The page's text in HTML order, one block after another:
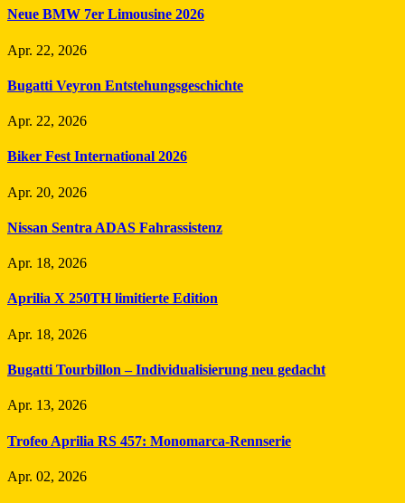
Neue BMW 7er Limousine 2026
Apr. 22, 2026
Bugatti Veyron Entstehungsgeschichte
Apr. 22, 2026
Biker Fest International 2026
Apr. 20, 2026
Nissan Sentra ADAS Fahrassistenz
Apr. 18, 2026
Aprilia X 250TH limitierte Edition
Apr. 18, 2026
Bugatti Tourbillon – Individualisierung neu gedacht
Apr. 13, 2026
Trofeo Aprilia RS 457: Monomarca-Rennserie
Apr. 02, 2026